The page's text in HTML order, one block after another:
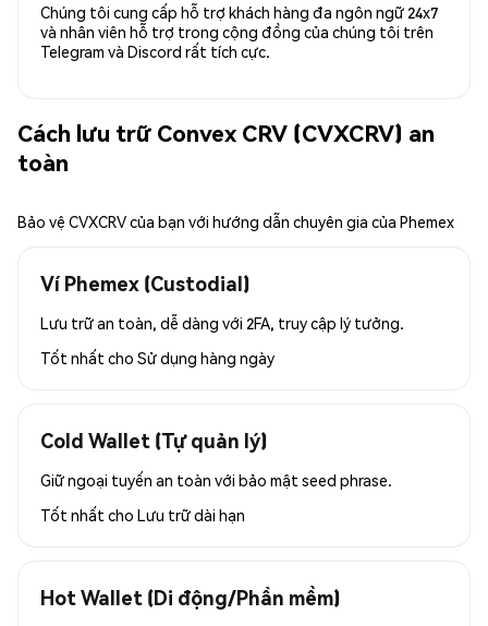
Chúng tôi cung cấp hỗ trợ khách hàng đa ngôn ngữ 24x7
và nhân viên hỗ trợ trong cộng đồng của chúng tôi trên
Telegram và Discord rất tích cực.
Cách lưu trữ Convex CRV (CVXCRV) an
toàn
Bảo vệ CVXCRV của bạn với hướng dẫn chuyên gia của Phemex
Ví Phemex (Custodial)
Lưu trữ an toàn, dễ dàng với 2FA, truy cập lý tưởng.
Tốt nhất cho Sử dụng hàng ngày
Cold Wallet (Tự quản lý)
Giữ ngoại tuyến an toàn với bảo mật seed phrase.
Tốt nhất cho Lưu trữ dài hạn
Hot Wallet (Di động/Phần mềm)